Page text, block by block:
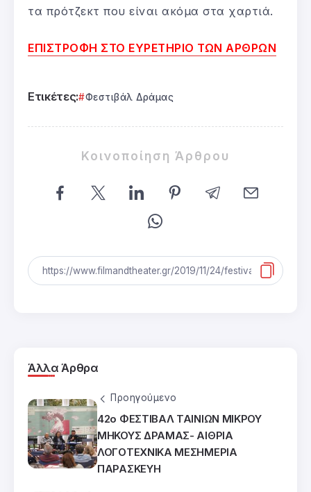
τα πρότζεκτ που είναι ακόμα στα χαρτιά.
ΕΠΙΣΤΡΟΦΗ ΣΤΟ ΕΥΡΕΤΗΡΙΟ ΤΩΝ ΑΡΘΡΩΝ
Ετικέτες: Φεστιβάλ Δράμας
Κοινοποίηση Άρθρου
Άλλα Άρθρα
Προηγούμενο
42ο ΦΕΣΤΙΒΑΛ ΤΑΙΝΙΩΝ ΜΙΚΡΟΥ
ΜΗΚΟΥΣ ΔΡΑΜΑΣ- ΑΙΘΡΙΑ
ΛΟΓΟΤΕΧΝΙΚΑ ΜΕΣΗΜΕΡΙΑ
ΠΑΡΑΣΚΕΥΗ